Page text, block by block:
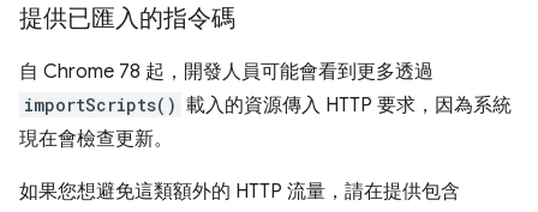
提供已匯入的指令碼
自 Chrome 78 起，開發人員可能會看到更多透過
importScripts() 載入的資源傳入 HTTP 要求，因為系統
現在會檢查更新。
如果您想避免這類額外的 HTTP 流量，請在提供包含